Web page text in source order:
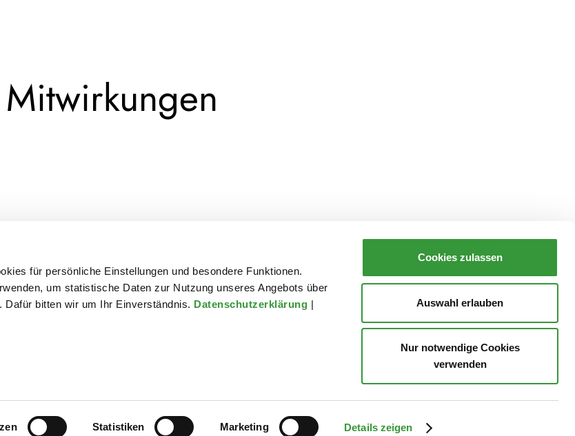
für persönliche Einstellungen und besondere Funktionen.
um statistische Daten zur Nutzung unseres Angebots über
bitten wir um Ihr Einverständnis. Datenschutzerklärung |
Statistiken Marketing Details zeigen
Cookies zulassen
Auswahl erlauben
Nur notwendige Cookies
verwenden
Mitwirkungen
Erinnern“